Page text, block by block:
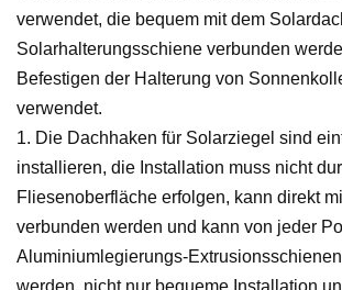
verwendet, die bequem mit dem
Solarhalterungsschiene verbunden
Befestigen der Halterung von
verwendet.
1. Die Dachhaken für Solarziegel sind
installieren, die Installation muss nicht
Fliesenoberfläche erfolgen, kann direkt
verbunden werden und kann von jeder
Aluminiumlegierungs-
werden, nicht nur bequeme Installation